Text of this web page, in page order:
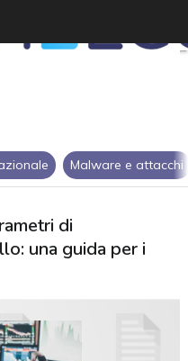
Malware e attacchi
di
una guida per i